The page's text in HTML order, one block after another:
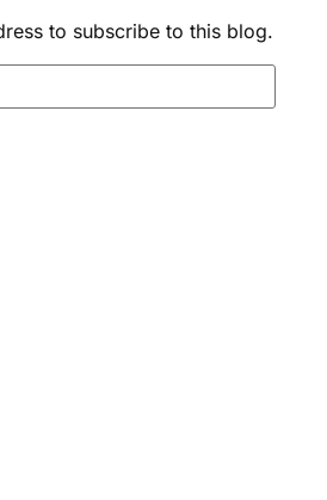
to subscribe to this blog.